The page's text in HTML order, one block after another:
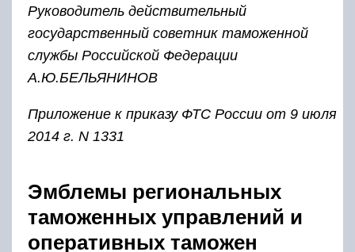
Руководитель действительный
государственный советник таможенной
службы Российской Федерации
А.Ю.БЕЛЬЯНИНОВ
Приложение к приказу ФТС России от 9 июля
2014 г. N 1331
Эмблемы региональных
таможенных управлений и
оперативных таможен